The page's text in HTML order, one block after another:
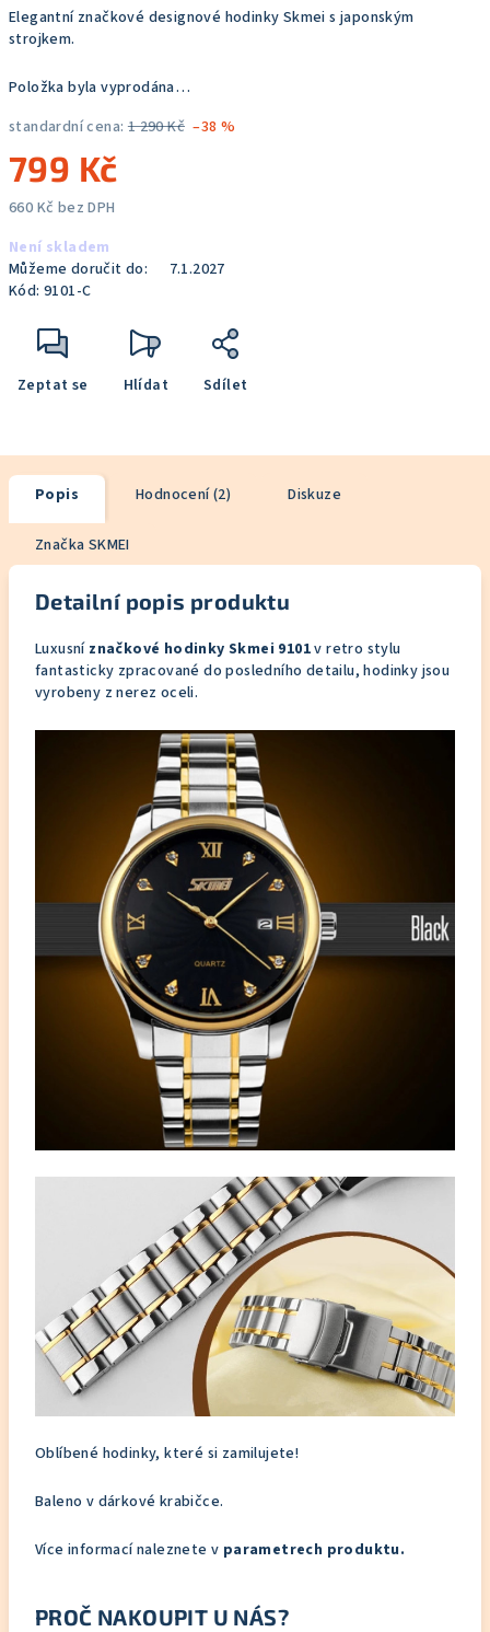
Elegantní značkové designové hodinky Skmei s japonským
strojkem.
Položka byla vyprodána…
standardní cena: 1 290 Kč –38 %
799 Kč
660 Kč bez DPH
cena:
Není skladem
Můžeme doručit do:
7.1.2027
Kód: 9101-C
Zeptat se Hlídat Sdílet
Popis Hodnocení (2) Diskuze
Značka SKMEI
Detailní popis produktu
Luxusní značkové hodinky Skmei 9101v retro stylu
fantasticky zpracované do posledního detailu, hodinky jsou
vyrobeny z nerez oceli.
Oblíbené hodinky, které si zamilujete!
Baleno v dárkové krabičce.
Více informací naleznete v parametrech produktu.
PROČ NAKOUPIT U NÁS?